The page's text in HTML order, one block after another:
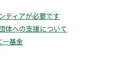
ティアが必要です
体への支援について
ー基金